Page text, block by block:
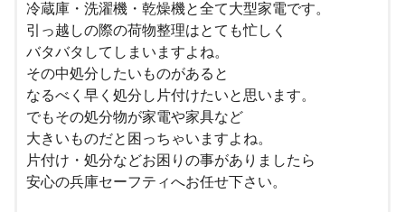
冷蔵庫・洗濯機・乾燥機と全て大型家電です。
引っ越しの際の荷物整理はとても忙しく
バタバタしてしまいますよね。
その中処分したいものがあると
なるべく早く処分し片付けたいと思います。
でもその処分物が家電や家具など
大きいものだと困っちゃいますよね。
片付け・処分などお困りの事がありましたら
安心の兵庫セーフティへお任せ下さい。